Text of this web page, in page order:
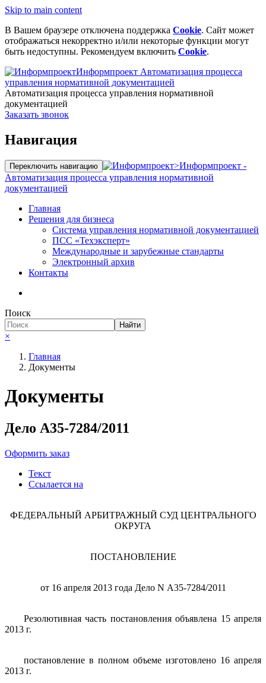
Skip to main content
В Вашем браузере отключена поддержка Cookie. Сайт может
отображаться некорректно и/или некоторые функции могут
быть недоступны. Рекомендуем включить Cookie.
Информпроект Автоматизация процесса
управления нормативной документацией
Автоматизация процесса управления нормативной
документацией
Заказать звонок
Навигация
Переключить навигацию >Информпроект -
Автоматизация процесса управления нормативной
документацией
Главная
Решения для бизнеса
Система управления нормативной документацией
ПСС «Техэксперт»
Международные и зарубежные стандарты
Электронный архив
Контакты
Поиск
Найти
×
Главная
Документы
Документы
Дело А35-7284/2011
Оформить заказ
Текст
Ссылается на
ФЕДЕРАЛЬНЫЙ АРБИТРАЖНЫЙ СУД ЦЕНТРАЛЬНОГО
ОКРУГА
ПОСТАНОВЛЕНИЕ
от 16 апреля 2013 года Дело N А35-7284/2011
Резолютивная часть постановления объявлена 15 апреля
2013 г.
постановление в полном объеме изготовлено 16 апреля
2013 г.
Необходимые
Эти файлы cookie
Они необходимы
для
функционирования